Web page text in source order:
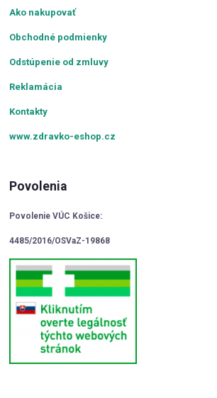
Ako nakupovať
Obchodné podmienky
Odstúpenie od zmluvy
Reklamácia
Kontakty
www.zdravko-eshop.cz
Povolenia
Povolenie VÚC Košice:
4485/2016/OSVaZ-19868